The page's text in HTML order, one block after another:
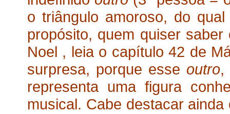
o triângulo amoroso, do
propósito, quem quiser
Noel , leia o capítulo 42 de
surpresa, porque esse outro,
representa uma figura
musical. Cabe destacar